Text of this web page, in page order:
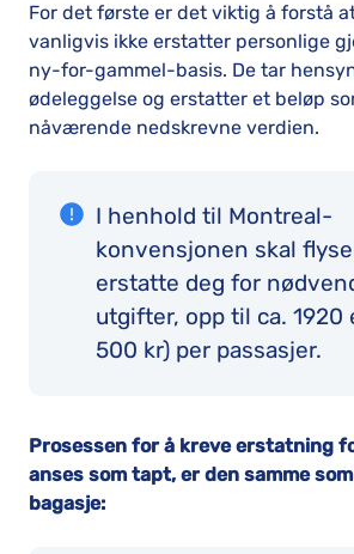
For det første er det viktig å forstå
vanligvis ikke erstatter personlige
ny-for-gammel-basis. De tar
ødeleggelse og erstatter et beløp
nåværende nedskrevne verdien.
I henhold til Montreal-
konvensjonen skal
erstatte deg for
utgifter, opp til ca. 1920
500 kr) per passasjer.
Prosessen for å kreve erstatning
anses som tapt, er den samme
bagasje: